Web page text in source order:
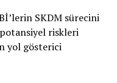
SKDM sürecini
riskleri
yol gösterici